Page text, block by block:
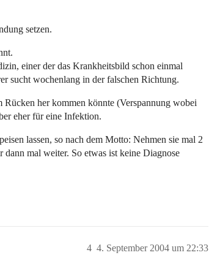
setzen.
einer der das Krankheitsbild schon einmal
sucht wochenlang in der falschen Richtung.
Rücken her kommen könnte (Verspannung wobei
eher für eine Infektion.
lassen, so nach dem Motto: Nehmen sie mal 2
mal weiter. So etwas ist keine Diagnose
4. September 2004 um 22:33
4